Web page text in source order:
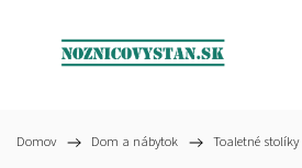
Domov / Dom a nábytok / Toaletné stolíky